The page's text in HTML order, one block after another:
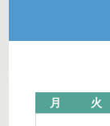
月 火